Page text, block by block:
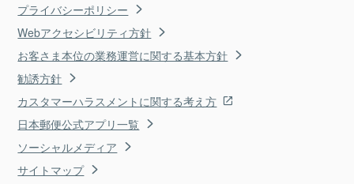
プライバシーポリシー
Webアクセシビリティ方針
お客さま本位の業務運営に関する基本方針
勧誘方針
カスタマーハラスメントに関する考え方
日本郵便公式アプリ一覧
ソーシャルメディア
サイトマップ